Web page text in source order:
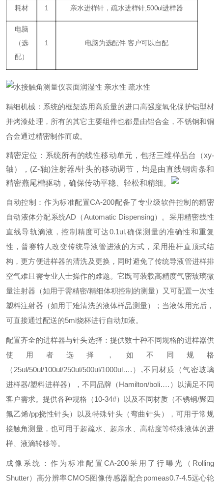
耗材 1 亲水进样针，疏水进样针,500ul进样器
电脑
（选
配）
1 电脑为选配件 客户可以自配
精细机械：系统的框架选用高质量的进口高强度氧化保护铝型材
并烤漆处理，所有的其它主要组件也都是由铝合金，不锈钢和铜
合金通过精密制作而成。
精密定位：系统所有的线性移动单元，包括三维样品台（xy-
轴），(Z-轴)注射器/针头的移动调节，均是由直线铜齿条和
精密燕尾槽驱动，确保传动平稳、轻松和精细。
自动控制：作为标准配置CA-200配备了专业级软件控制的精密
自动液体分配系统AD（Automatic Dispensing）。采用精密线性
直线导轨滴液，控制精度可达0.1ul,确保测量的准确性和重复
性，普赛特人改变传统导液管进液的方式，采用推杆直顶式结
构，更方便进样器的清洗及更换，同时避免了传统导液管进样排
空气难且需专业人士操作的难题。它既可装载高精度气密玻璃微
量注射器（如用于需精密/精细体积控制的测量）又可配置一次性
塑料注射器（如用于难清洗的液体样品测量）；当液体用完后，
可直接通过配送的5ml烧杯进行自动加液。
配置齐全的进样器与针头选择：提供数十种不同规格的进样器供
使用者选择，如不同规格
（25ul/50ul/100ul/250ul/500ul/1000ul….）,不同材质（气密玻璃
进样器/塑料进样器），不同品牌（Hamilton/boli….）以满足不同
客户需求。提供各种规格（10-34#）以及不同材质（不锈钢/聚四
氟乙烯/pp挠性针头）以及特殊针头（弯曲针头），可用于常规
接触角测量，也可用于超疏水、超亲水、高粘度等特殊液体的进
样、液滴转移等。
成像系统：作为标准配置CA-200采用了行曝光（Rolling
Shutter）高分辨率CMOS图像传感器配合pomeas0.7-4.5远心轮